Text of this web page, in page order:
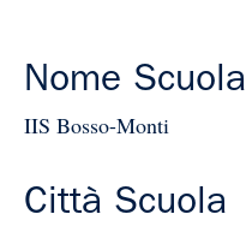
Nome Scuola
IIS Bosso-Monti
Città Scuola